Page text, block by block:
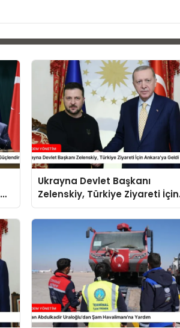
Ukrayna Devlet Başkanı
Zelenskiy, Türkiye Ziyareti İçin
Ankara’ya Geldi